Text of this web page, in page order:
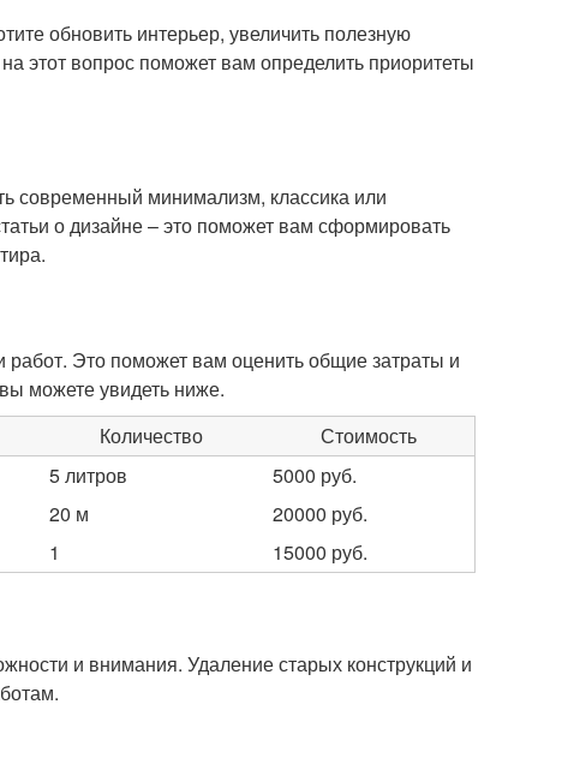
обновить интерьер, увеличить полезную
этот вопрос поможет вам определить приоритеты
современный минимализм, классика или
о дизайне – это поможет вам сформировать
Это поможет вам оценить общие затраты и
можете увидеть ниже.
Количество
Стоимость
5 литров
5000 руб.
20 м
20000 руб.
1 15000 руб.
и внимания. Удаление старых конструкций и